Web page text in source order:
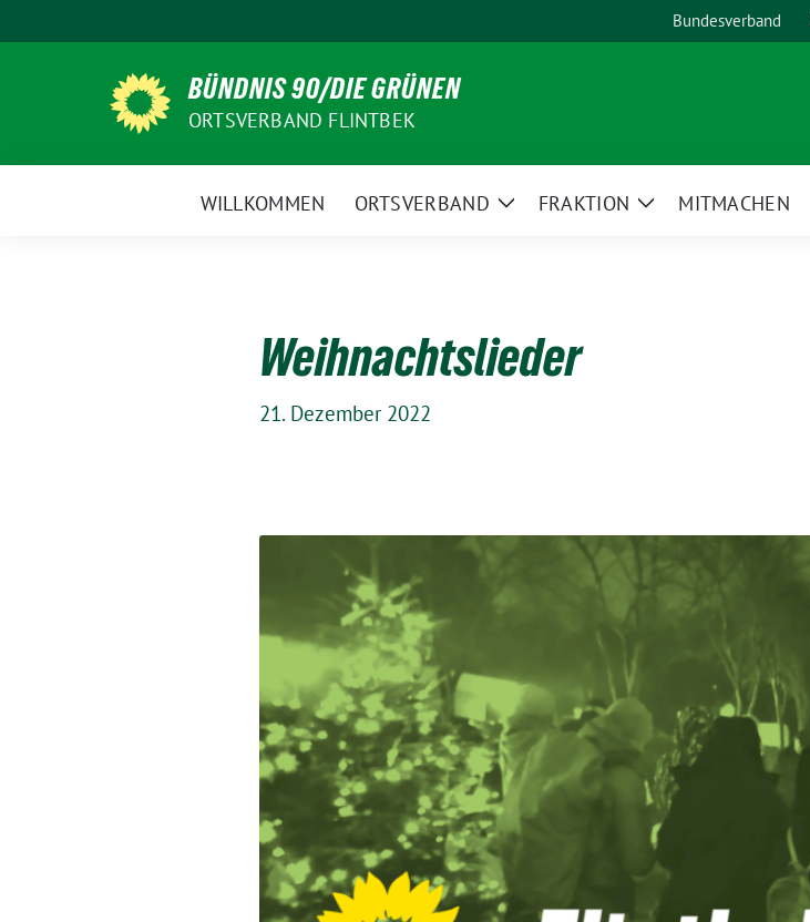
zum
Bundesverband
BÜNDNIS 90/DIE GRÜNEN
ORTSVERBAND FLINTBEK
WILLKOMMEN ORTSVERBAND
ZeigeFRAKTION
ZeigeMITMACHEN
Weihnachtslieder
21. Dezember 2022